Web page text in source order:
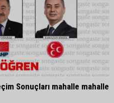
Sonuçları mahalle mahalle